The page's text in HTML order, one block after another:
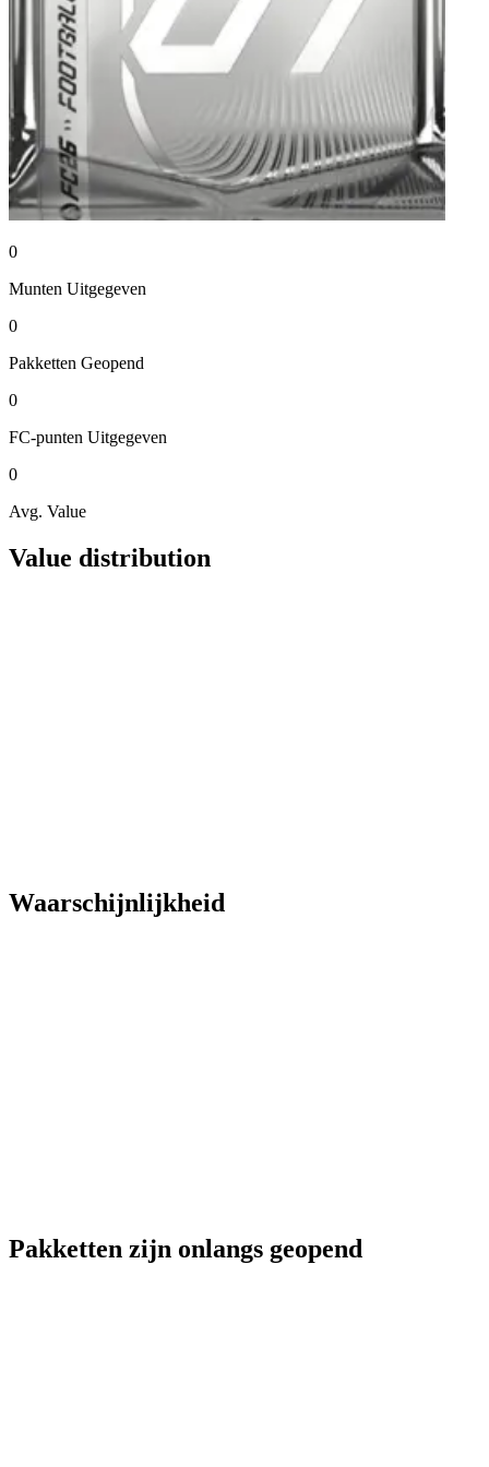
0
Munten Uitgegeven
0
Pakketten Geopend
0
FC-punten Uitgegeven
0
Avg. Value
Value distribution
Waarschijnlijkheid
Pakketten zijn onlangs geopend